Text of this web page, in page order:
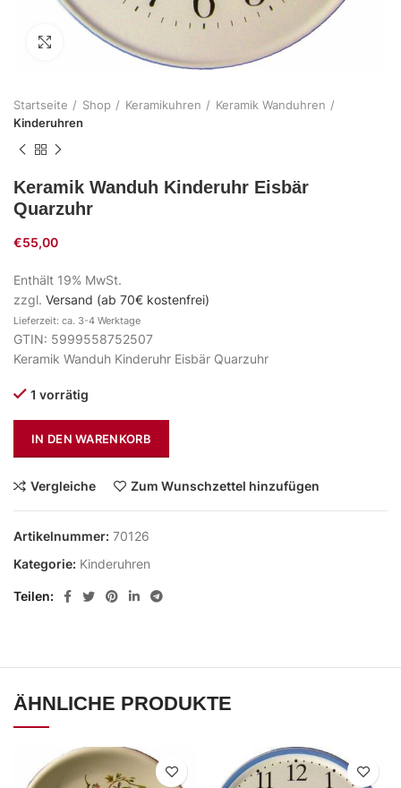
Zum Vergrößern klicken
Startseite Shop Keramikuhren
Keramik Wanduhren
Kinderuhren
Keramik Wanduh Kinderuhr Eisbär
Quarzuhr
€55,00
Enthält 19% MwSt.
zzgl. Versand (ab 70€ kostenfrei)
Lieferzeit: ca. 3-4 Werktage
GTIN: 5999558752507
Keramik Wanduh Kinderuhr Eisbär Quarzuhr
1 vorrätig
IN DEN WARENKORB
Vergleiche Zum Wunschzettel hinzufügen
Artikelnummer: 70126
Kategorie: Kinderuhren
Teilen
ÄHNLICHE PRODUKTE